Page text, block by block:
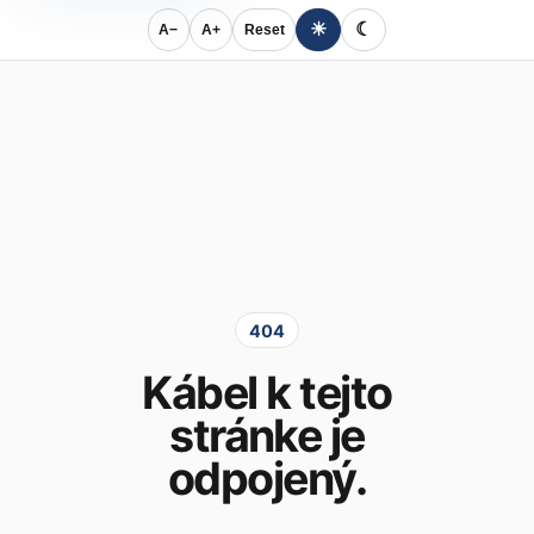
A− A+ Reset ☀ ☾
404
Kábel k tejto
stránke je
odpojený.